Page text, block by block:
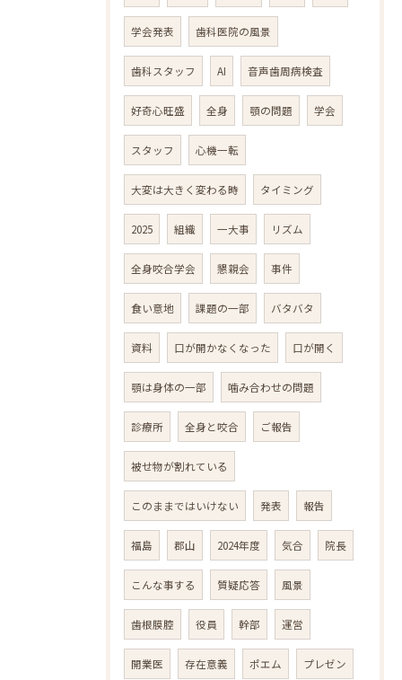
学会発表 歯科医院の風景
歯科スタッフ AI 音声歯周病検査
好奇心旺盛 全身 顎の問題 学会
スタッフ 心機一転
大変は大きく変わる時 タイミング
2025 組織 一大事 リズム
全身咬合学会 懇親会 事件
食い意地 課題の一部 バタバタ
資料 口が開かなくなった 口が開く
顎は身体の一部 噛み合わせの問題
診療所 全身と咬合 ご報告
被せ物が割れている
このままではいけない 発表 報告
福島 郡山 2024年度 気合 院長
こんな事する 質疑応答 風景
歯根膜腔 役員 幹部 運営
開業医 存在意義 ポエム プレゼン